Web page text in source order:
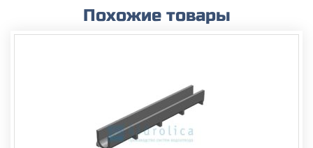
Похожие товары